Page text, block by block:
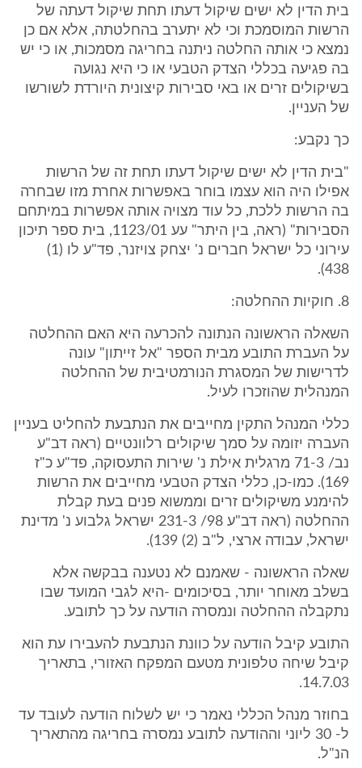
בית הדין לא ישים שיקול דעתו תחת שיקול דעתה של
הרשות המוסמכת וכי לא יתערב בהחלטתה, אלא אם כן
נמצא כי אותה החלטה ניתנה בחריגה מסמכות, או כי יש
בה פגיעה בכללי הצדק הטבעי או כי היא נגועה
בשיקולים זרים או באי סבירות קיצונית היורדת לשורשו
של העניין.
כך נקבע:
"בית הדין לא ישים שיקול דעתו תחת זה של הרשות
אפילו היה הוא עצמו בוחר באפשרות אחרת מזו שבחרה
בה הרשות ללכת, כל עוד מצויה אותה אפשרות במיתחם
הסבירות" (ראה, בין היתר" עע 1123/01, בית ספר תיכון
עירוני כל ישראל חברים נ' יצחק צויזנר, פד"ע לו (1)
438).
8. חוקיות ההחלטה:
השאלה הראשונה הנתונה להכרעה היא האם ההחלטה
על העברת התובע מבית הספר "אל זייתון" עונה
לדרישות של המסגרת הנורמטיבית של ההחלטה
המנהלית שהוזכרו לעיל.
כללי המנהל התקין מחייבים את הנתבעת להחליט בעניין
העברה יזומה על סמך שיקולים רלוונטיים (ראה דב"ע
נב/ 71-3 מרגלית אילת נ' שירות התעסוקה, פד"ע כ"ז
169). כמו-כן, כללי הצדק הטבעי מחייבים את הרשות
להימנע משיקולים זרים וממשוא פנים בעת קבלת
ההחלטה (ראה דב"ע 98/ 231-3 ישראל גלבוע נ' מדינת
ישראל, עבודה ארצי, ל"ב (2) 139).
שאלה הראשונה - שאמנם לא נטענה בבקשה אלא
בשלב מאוחר יותר, בסיכומים -היא לגבי המועד שבו
נתקבלה ההחלטה ונמסרה הודעה על כך לתובע.
התובע קיבל הודעה על כוונת הנתבעת להעבירו עת הוא
קיבל שיחה טלפונית מטעם המפקח האזורי, בתאריך
14.7.03.
בחוזר מנהל הכללי נאמר כי יש לשלוח הודעה לעובד עד
ל- 30 ליוני וההודעה לתובע נמסרה בחריגה מהתאריך
הנ"ל.